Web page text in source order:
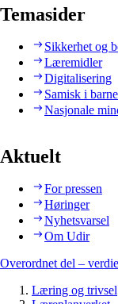
Temasider
Sikkerhet og
Læremidler
Digitalisering
Samisk i
Nasjonale
Aktuelt
For pressen
Høringer
Nyhetsvarsel
Om Udir
Overordnet del –
Læring og trivsel